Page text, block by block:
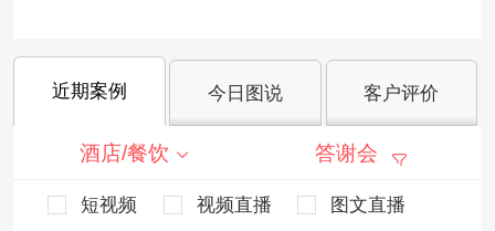
近期案例 今日图说 客户评价
酒店/餐饮 答谢会
短视频 视频直播
图文直播